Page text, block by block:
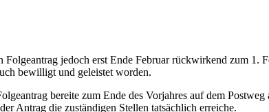
jedoch erst Ende Februar rückwirkend zum 1.
bewilligt und geleistet worden.
bereite zum Ende des Vorjahres auf dem
Antrag die zuständigen Stellen tatsächlich erreiche.